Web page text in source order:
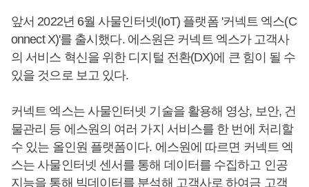
앞서 2022년 6월 사물인터넷(IoT) 플랫폼 '커넥트 엑스(C
onnect X)'를 출시했다. 에스원은 커넥트 엑스가 고객사
의 서비스 혁신을 위한 디지털 전환(DX)에 큰 힘이 될 수
있을 것으로 보고 있다.
커넥트 엑스는 사물인터넷 기술을 활용해 영상, 보안, 건
물관리 등 에스원의 여러 가지 서비스를 한 번에 처리할
수 있는 올인원 플랫폼이다. 에스원에 따르면 커넥트 엑
스는 사물인터넷 센서를 통해 데이터를 수집하고 인공
지능을 통해 빅데이터를 분석해 고객사로 하여금 고객